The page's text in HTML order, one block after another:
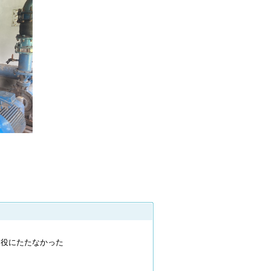
役にたたなかった